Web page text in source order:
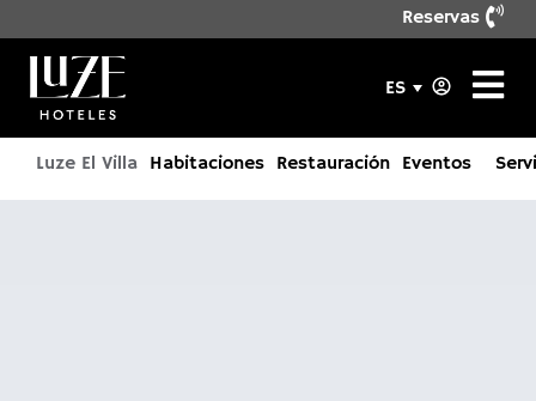
Reservas
ES
Luze El Villa Habitaciones Restauración Eventos